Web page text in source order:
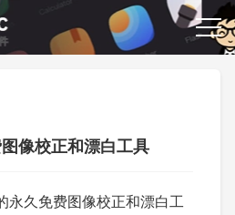
像校正和漂白工具
永久免费图像校正和漂白工